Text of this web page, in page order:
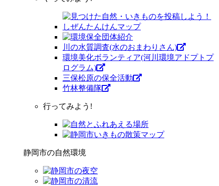
川の水質調査(水のおまわりさん)
環境美化ボランティア(河川環境アドプトプ
ログラム)
三保松原の保全活動
竹林整備隊
行ってみよう!
静岡市の自然環境